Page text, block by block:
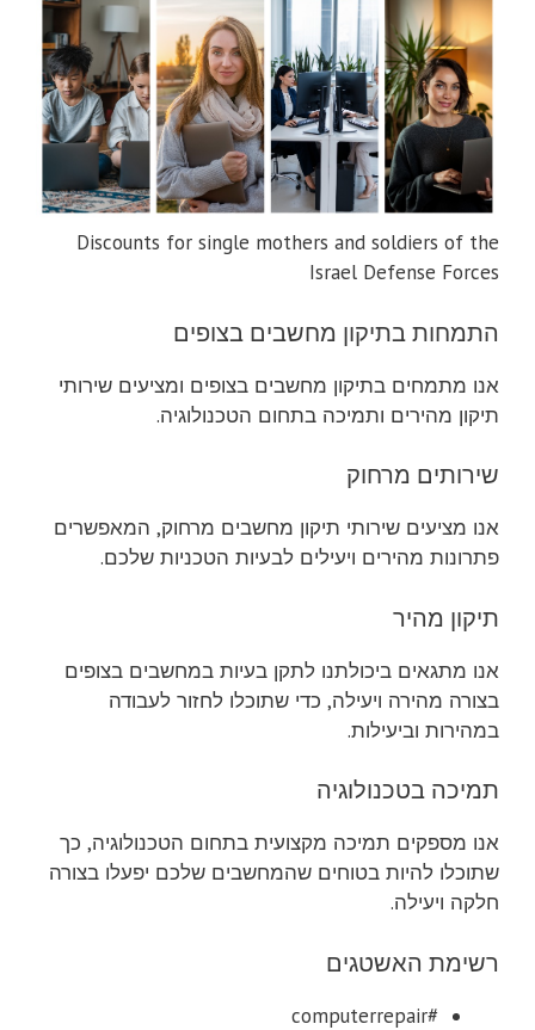
Discounts for single mothers and soldiers of the
Israel Defense Forces
התמחות בתיקון מחשבים בצופים
אנו מתמחים בתיקון מחשבים בצופים ומציעים שירותי
תיקון מהירים ותמיכה בתחום הטכנולוגיה.
שירותים מרחוק
אנו מציעים שירותי תיקון מחשבים מרחוק, המאפשרים
פתרונות מהירים ויעילים לבעיות הטכניות שלכם.
תיקון מהיר
אנו מתגאים ביכולתנו לתקן בעיות במחשבים בצופים
בצורה מהירה ויעילה, כדי שתוכלו לחזור לעבודה
במהירות וביעילות.
תמיכה בטכנולוגיה
אנו מספקים תמיכה מקצועית בתחום הטכנולוגיה, כך
שתוכלו להיות בטוחים שהמחשבים שלכם יפעלו בצורה
חלקה ויעילה.
רשימת האשטגים
#computerrepair